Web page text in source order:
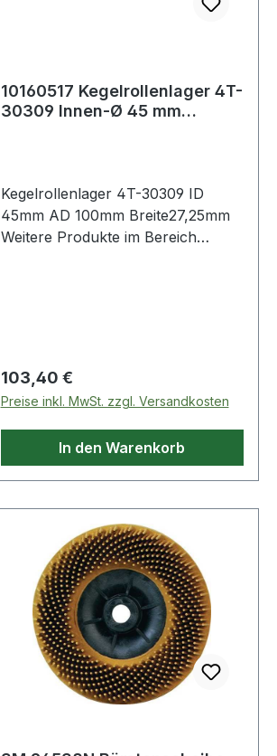
10160517 Kegelrollenlager 4T-
30309 Innen-Ø 45 mm
Kegelrollenlager 4T-30309 ID
45mm AD 100mm Breite27,25mm
Weitere Produkte im Bereich
Regulärer Preis:
103,40 €
Preise inkl. MwSt. zzgl. Versandkosten
In den Warenkorb